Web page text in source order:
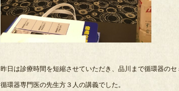
昨日は診療時間を短縮させていただき、品川まで循環器のセ
循環器専門医の先生方３人の講義でした。